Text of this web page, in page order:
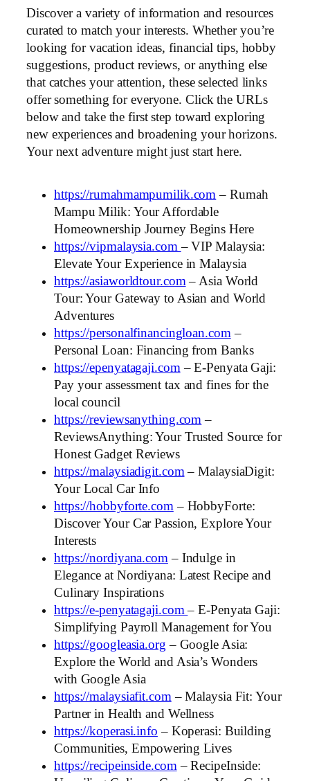
Discover a variety of information and resources
curated to match your interests. Whether you’re
looking for vacation ideas, financial tips, hobby
suggestions, product reviews, or anything else
that catches your attention, these selected links
offer something for everyone. Click the URLs
below and take the first step toward exploring
new experiences and broadening your horizons.
Your next adventure might just start here.
https://rumahmampumilik.com – Rumah
Mampu Milik: Your Affordable
Homeownership Journey Begins Here
https://vipmalaysia.com– VIP Malaysia:
Elevate Your Experience in Malaysia
https://asiaworldtour.com – Asia World
Tour: Your Gateway to Asian and World
Adventures
https://personalfinancingloan.com –
Personal Loan: Financing from Banks
https://epenyatagaji.com – E-Penyata Gaji:
Pay your assessment tax and fines for the
local council
https://reviewsanything.com –
ReviewsAnything: Your Trusted Source for
Honest Gadget Reviews
https://malaysiadigit.com – MalaysiaDigit:
Your Local Car Info
https://hobbyforte.com – HobbyForte:
Discover Your Car Passion, Explore Your
Interests
https://nordiyana.com – Indulge in
Elegance at Nordiyana: Latest Recipe and
Culinary Inspirations
https://e-penyatagaji.com– E-Penyata Gaji:
Simplifying Payroll Management for You
https://googleasia.org – Google Asia:
Explore the World and Asia’s Wonders
with Google Asia
https://malaysiafit.com – Malaysia Fit: Your
Partner in Health and Wellness
https://koperasi.info – Koperasi: Building
Communities, Empowering Lives
https://recipeinside.com – RecipeInside: